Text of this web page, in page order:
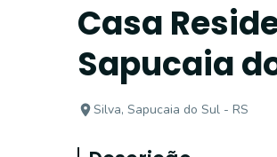
Casa
Sapucaia
Silva, Sapucaia do Sul - RS